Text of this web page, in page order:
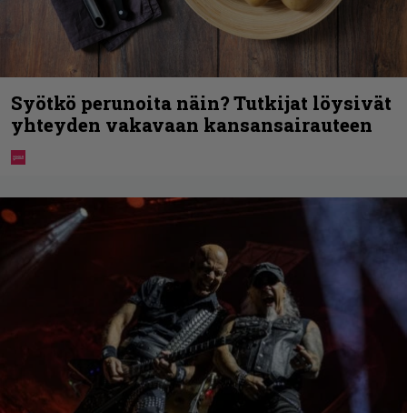
Syötkö perunoita näin? Tutkijat löysivät
yhteyden vakavaan kansansairauteen